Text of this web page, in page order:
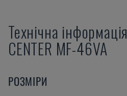
Технічна інформація
CENTER MF-46VA
РОЗМІРИ